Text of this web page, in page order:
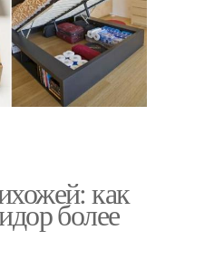
Просторная прихожая
Ниши в прихожую
как
более